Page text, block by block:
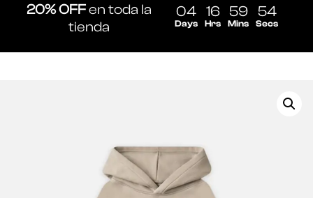
20% OFFen toda la
tienda
04
Days
16
Hrs
59
Mins
54
Secs